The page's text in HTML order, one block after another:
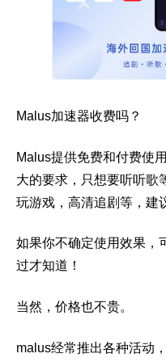
Malus加速器收费吗？
Malus提供免费和付费使
大的要求，只想要听听歌
玩游戏，高清追剧等，建
如果你不确定使用效果，
过才知道！
当然，价格也不贵。
malus经常推出各种活动